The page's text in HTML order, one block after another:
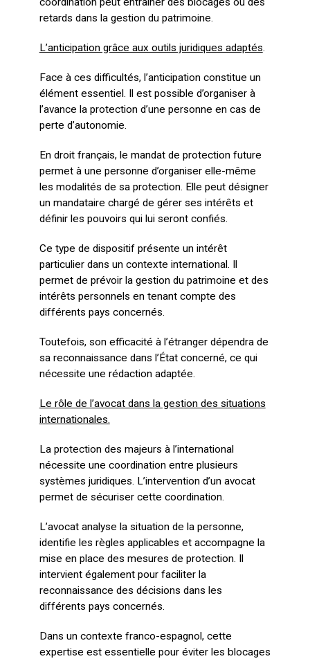
retards dans la gestion du patrimoine.
L’anticipation grâce aux outils juridiques adaptés.
Face à ces difficultés, l’anticipation constitue un
élément essentiel. Il est possible d’organiser à
l’avance la protection d’une personne en cas de
perte d’autonomie.
En droit français, le mandat de protection future
permet à une personne d’organiser elle-même
les modalités de sa protection. Elle peut désigner
un mandataire chargé de gérer ses intérêts et
définir les pouvoirs qui lui seront confiés.
Ce type de dispositif présente un intérêt
particulier dans un contexte international. Il
permet de prévoir la gestion du patrimoine et des
intérêts personnels en tenant compte des
différents pays concernés.
Toutefois, son efficacité à l’étranger dépendra de
sa reconnaissance dans l’État concerné, ce qui
nécessite une rédaction adaptée.
Le rôle de l’avocat dans la gestion des situations
internationales.
La protection des majeurs à l’international
nécessite une coordination entre plusieurs
systèmes juridiques. L’intervention d’un avocat
permet de sécuriser cette coordination.
L’avocat analyse la situation de la personne,
identifie les règles applicables et accompagne la
mise en place des mesures de protection. Il
intervient également pour faciliter la
reconnaissance des décisions dans les
différents pays concernés.
Dans un contexte franco-espagnol, cette
expertise est essentielle pour éviter les blocages